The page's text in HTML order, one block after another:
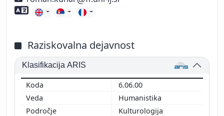
Znanje tujih jezikov
Raziskovalna dejavnost
Klasifikacija ARIS
6.06.00
Humanistika
Kulturologija